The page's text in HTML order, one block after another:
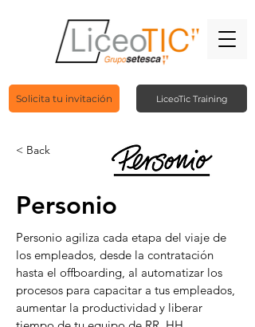
Solicita tu invitación LiceoTic Training
< Back
Personio
Personio agiliza cada etapa del viaje de
los empleados, desde la contratación
hasta el offboarding, al automatizar los
procesos para capacitar a tus empleados,
aumentar la productividad y liberar